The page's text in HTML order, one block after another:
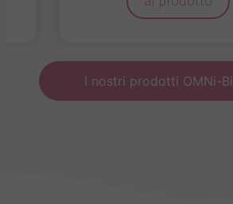
I nostri prodotti OMNi-